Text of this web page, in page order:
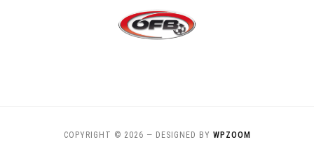
COPYRIGHT © 2026 — DESIGNED BY WPZOOM